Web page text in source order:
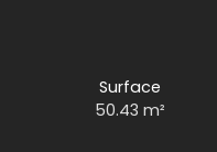
Surface
50.43m²